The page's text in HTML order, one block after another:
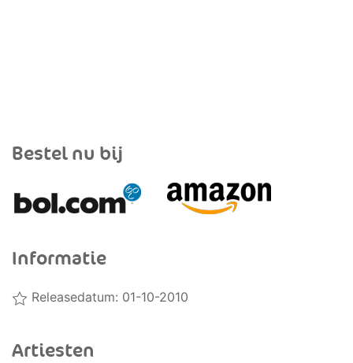
Bestel nu bij
Informatie
Releasedatum: 01-10-2010
Artiesten